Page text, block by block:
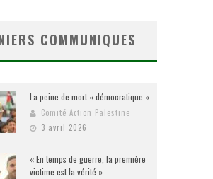
COMMUNIQUES
La peine de mort « démocratique »
Comité Action Palestine
3 avril 2026
« En temps de guerre, la première
victime est la vérité »